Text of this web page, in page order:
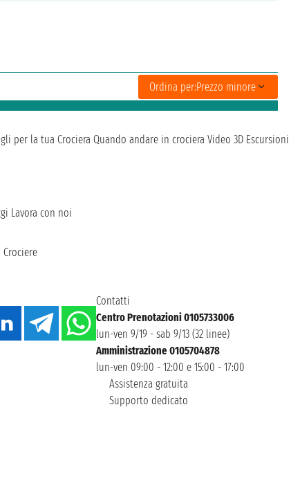
Ordina per:Prezzo minore
per la tua Crociera Quando andare in crociera Video 3D Escursioni
Lavora con noi
Contatti
Centro Prenotazioni 0105733006
lun-ven 9/19 - sab 9/13 (32 linee)
Amministrazione 0105704878
lun-ven 09:00 - 12:00 e 15:00 - 17:00
Assistenza gratuita
Supporto dedicato